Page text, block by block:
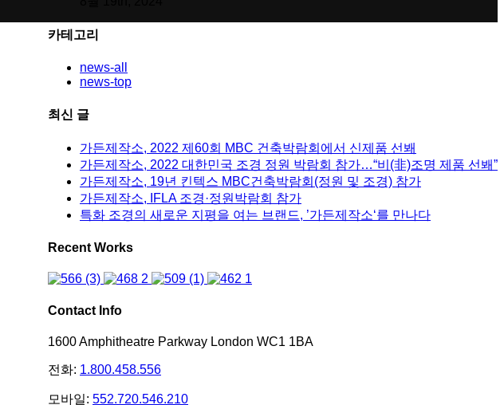
카테고리
news-all
news-top
최신 글
가든제작소, 2022 제60회 MBC 건축박람회에서 신제품 선봬
가든제작소, 2022 대한민국 조경 정원 박람회 참가…“비(非)조명 제품 선봬”
가든제작소, 19년 킨텍스 MBC건축박람회(정원 및 조경) 참가
가든제작소, IFLA 조경·정원박람회 참가
특화 조경의 새로운 지평을 여는 브랜드, ’가든제작소‘를 만나다
Recent Works
Contact Info
1600 Amphitheatre Parkway London WC1 1BA
전화: 1.800.458.556
모바일: 552.720.546.210